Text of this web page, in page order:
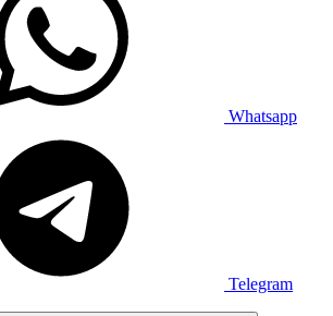
Whatsapp
Telegram